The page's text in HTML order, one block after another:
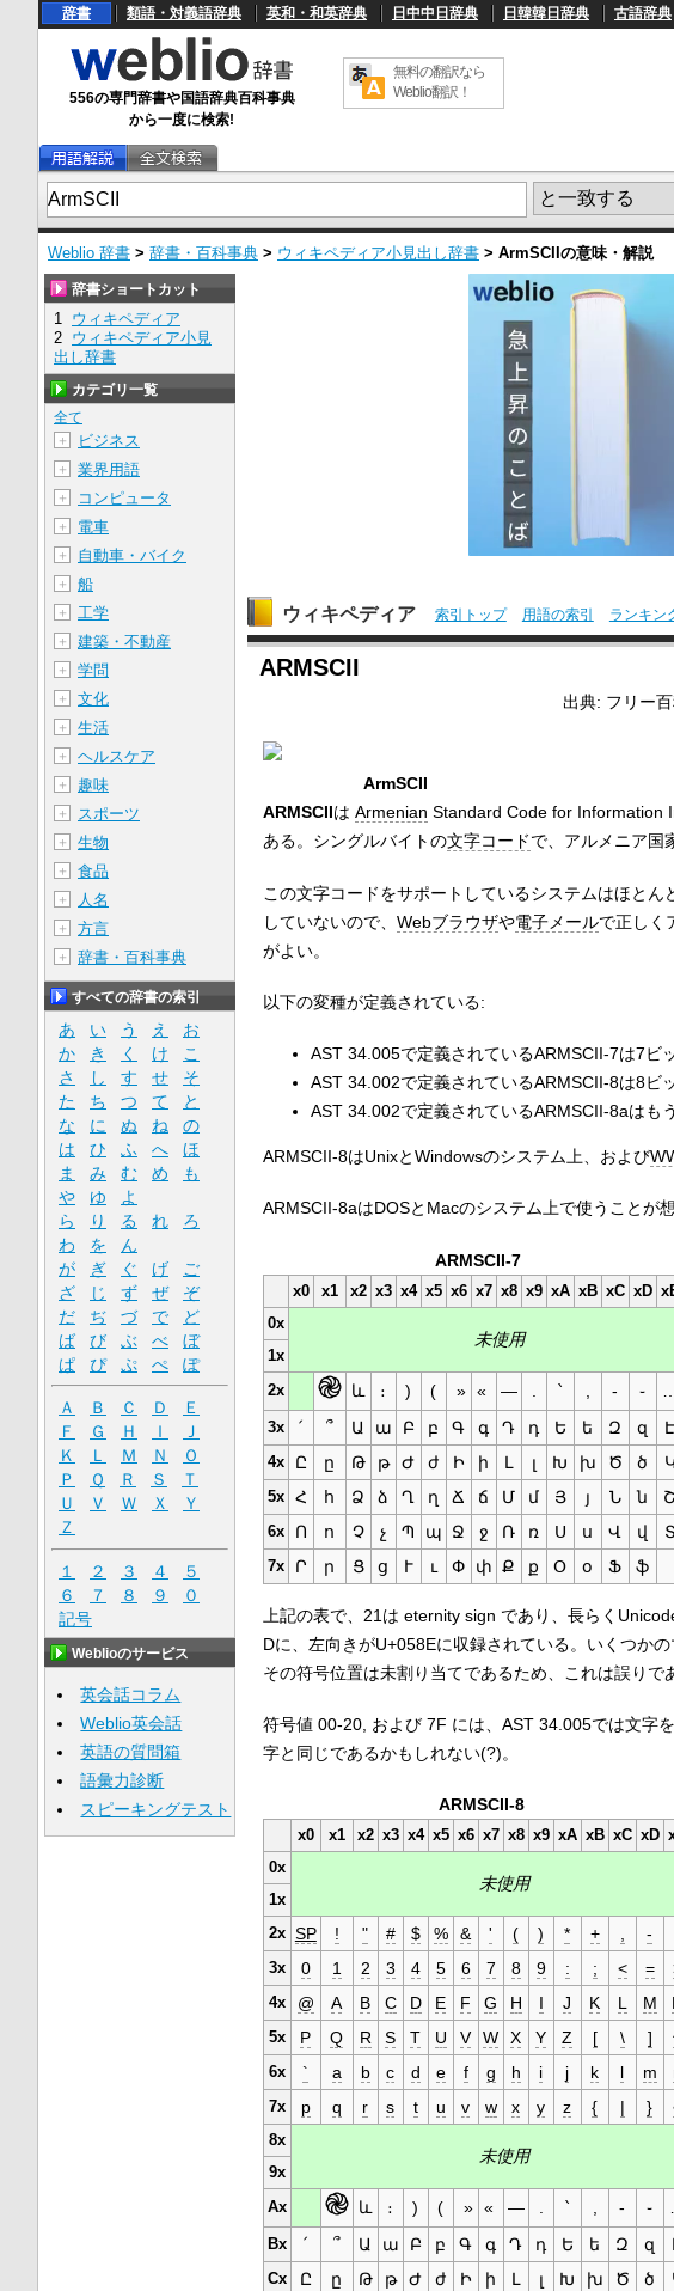
辞書 類語・対義語辞典 英和・和英辞典 日中中日辞典 日韓韓日辞典 古語辞典
556の専門辞書や国語辞典百科事典
から一度に検索!
無料の翻訳なら
Weblio翻訳！
Weblio 辞書 > 辞書・百科事典 > ウィキペディア小見出し辞書 > ArmSCII の意味・解説
ウィキペディア 索引トップ 用語の索引 ランキン
ARMSCII
出典: フリー
ArmSCII
ARMSCIIは Armenian Standard Code for Information
ある。シングルバイトの文字コードで、アルメニア国
この文字コードをサポートしているシステムはほと
していないので、 Webブラウザや電子メールで正しく
がよい。
以下の変種が定義されている:
AST 34.005で定義されているARMSCII-7は7ビ
AST 34.002で定義されているARMSCII-8は8ビ
AST 34.002で定義されているARMSCII-8aはも
ARMSCII-8はUnixとWindowsのシステム上、および
ARMSCII-8aはDOSとMacのシステム上で使うことが
ARMSCII-7
x0 x1 x2 x3 x4 x5 x6 x7 x8 x9 xA xB xC xD
0x
未使用
1x
2x
և ։ ) ( » « — ՝ - ֊
3x ՛ ՞ Ա ա Բ բ Գ գ Դ դ Ե ե Զ զ Է
4x Ը ը Թ թ Ժ ժ Ի ի Լ լ Խ խ Ծ ծ Կ
5x Հ հ Ձ ձ Ղ ղ Ճ ճ Մ մ Յ յ Ն ն Շ
6x Ո ո Չ չ Պ պ Ջ ջ Ռ ռ Ս ս Վ վ Տ
7x Ր ր Ց ց Ւ ւ Փ փ Ք ք Օ օ Ֆ ֆ
上記の表で、21は eternity sign であり、長らく
Dに、左向きがU+058Eに収録されている。いくつか
その符号位置は未割り当てであるため、これは誤りで
符号値 00-20, および 7F には、AST 34.005では文字
字と同じであるかもしれない(?)。
ARMSCII-8
x0 x1 x2 x3 x4 x5 x6 x7 x8 x9 xA xB xC xD
0x
未使用
1x
2x SP ! " # $ % & ' ( ) * + -
3x 0 1 2 3 4 5 6 7 8 9 : ; < =
4x @ A B C D E F G H I J K L M
5x P Q R S T U V W X Y Z [ \ ]
6x ` a b c d e f g h i j k l m
7x p q r s t u v w x y z { | }
8x
未使用
9x
Ax
և ։ ) ( » « — ՝ - ֊
Bx ՛ ՞ Ա ա Բ բ Գ գ Դ դ Ե ե Զ զ
Cx Ը ը Թ թ Ժ ժ Ի ի Լ լ Խ խ Ծ ծ
辞書ショートカット
1 ウィキペディア
2 ウィキペディア小見
出し辞書
カテゴリ一覧
全て
＋
ビジネス
＋ 業界用語
＋ コンピュータ
＋ 電車
＋ 自動車・バイク
＋ 船
＋ 工学
＋ 建築・不動産
＋ 学問
＋ 文化
＋ 生活
＋ ヘルスケア
＋ 趣味
＋ スポーツ
＋ 生物
＋ 食品
＋ 人名
＋ 方言
＋ 辞書・百科事典
すべての辞書の索引
あ い う え
お
か
き く け
こ
さ
し す せ
そ
た
ち つ て
と
な
に ぬ ね
の
は
ひ ふ へ
ほ
ま
み む め
も
や
ゆ
よ
ら
り る れ
ろ
わ
を
ん
が
ぎ ぐ げ
ご
ざ
じ ず ぜ
ぞ
だ
ぢ づ で
ど
ば
び ぶ べ
ぼ
ぱ
ぴ ぷ ぺ ぽ
Ａ Ｂ Ｃ Ｄ
Ｅ
Ｆ
Ｇ Ｈ Ｉ
Ｊ
Ｋ
Ｌ Ｍ Ｎ
Ｏ
Ｐ
Ｑ Ｒ Ｓ
Ｔ
Ｕ
Ｖ Ｗ Ｘ
Ｙ
Ｚ
１ ２ ３ ４
５
６
７ ８ ９
０
記号
Weblioのサービス
英会話コラム
Weblio英会話
英語の質問箱
語彙力診断
スピーキングテスト